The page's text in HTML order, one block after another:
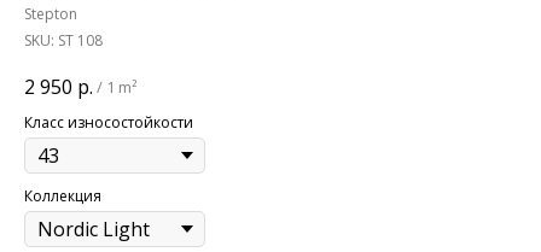
Stepton
SKU: ST 108
2 950 р. / 1 m²
Класс износостойкости
Коллекция